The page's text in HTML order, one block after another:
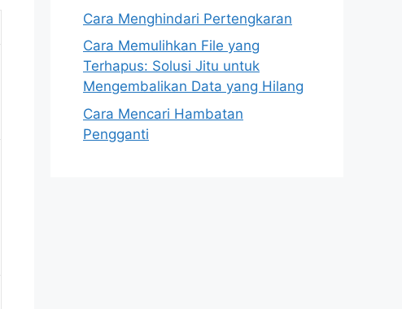
Cara Menghindari Pertengkaran
Cara Memulihkan File yang
Terhapus: Solusi Jitu untuk
Mengembalikan Data yang Hilang
Cara Mencari Hambatan
Pengganti